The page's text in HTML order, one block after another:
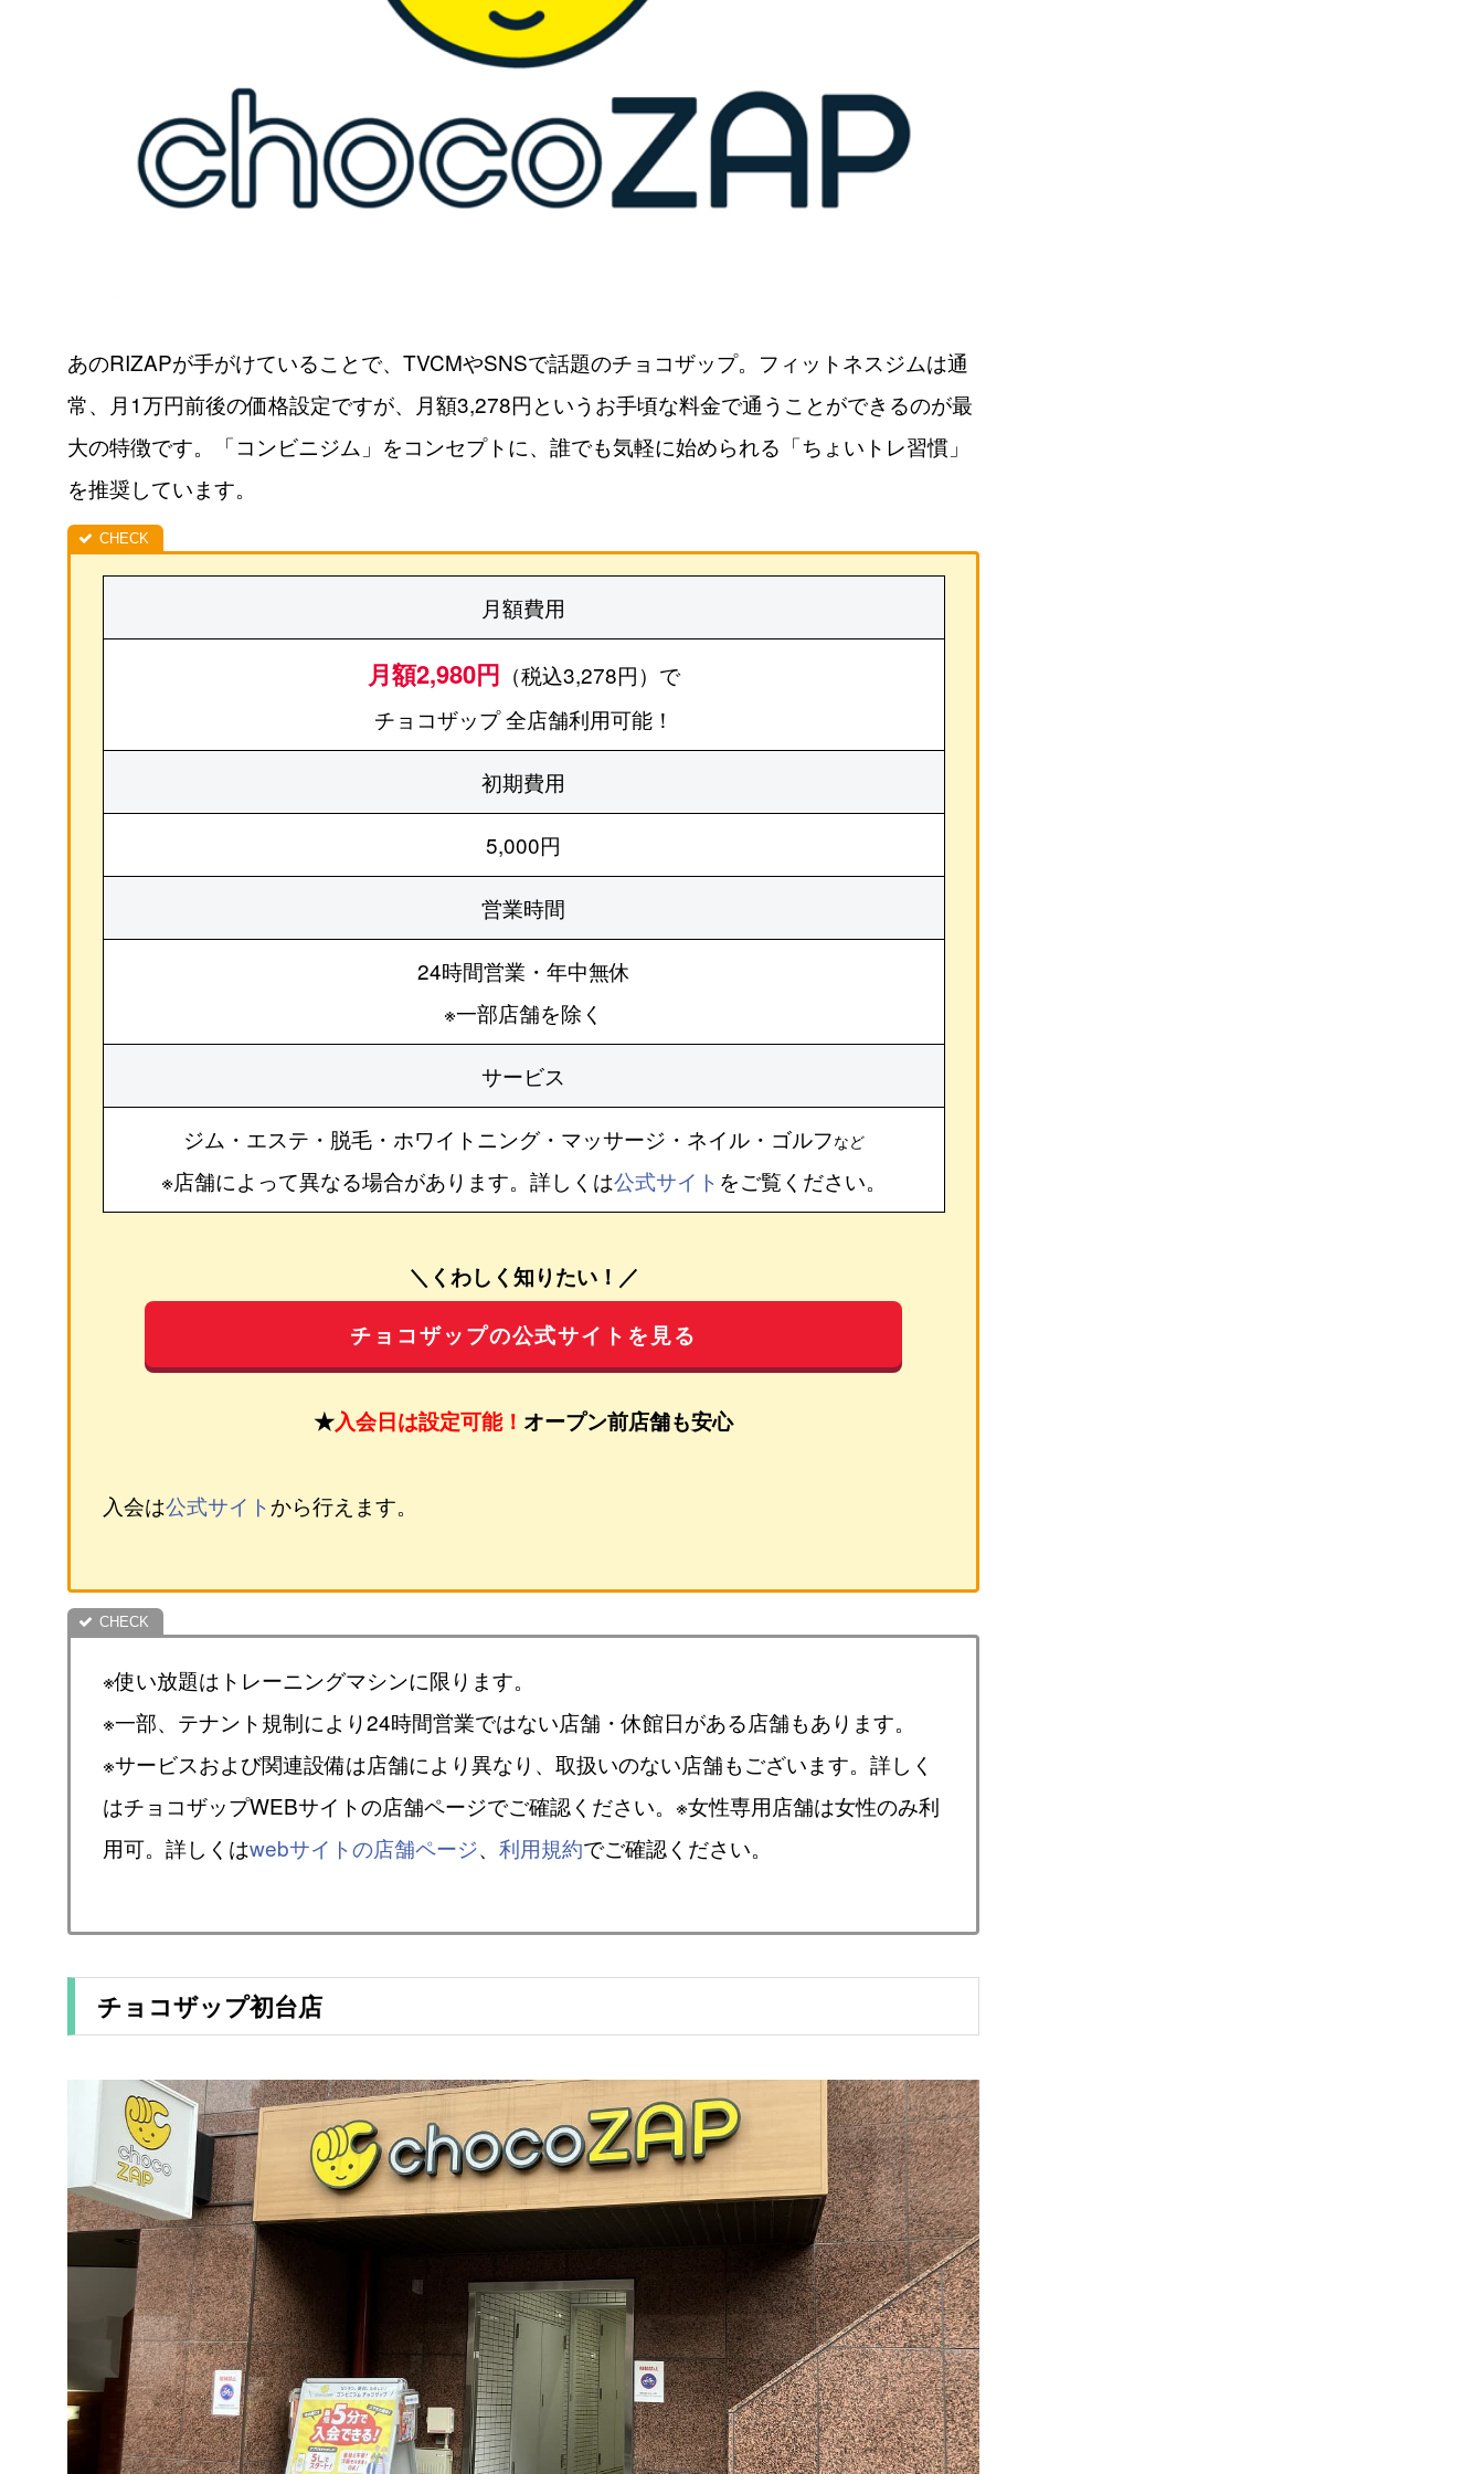
あのRIZAPが手がけていることで、TVCMやSNSで話題のチョコザップ。フィットネスジムは通
常、月1万円前後の価格設定ですが、月額3,278円というお手頃な料金で通うことができるのが最
大の特徴です。「コンビニジム」をコンセプトに、誰でも気軽に始められる「ちょいトレ習慣」
を推奨しています。
月額費用
月額2,980円 （税込3,278円）で
チョコザップ 全店舗利用可能！
初期費用
5,000円
営業時間
24時間営業・年中無休
※一部店舗を除く
サービス
ジム・エステ・脱毛・ホワイトニング・マッサージ・ネイル・ゴルフなど
※店舗によって異なる場合があります。詳しくは公式サイト をご覧ください。
＼くわしく知りたい！／
チョコザップの公式サイトを見る
★入会日は設定可能！ オープン前店舗も安心
入会は公式サイトから行えます。
※使い放題はトレーニングマシンに限ります。
※一部、テナント規制により24時間営業ではない店舗・休館日がある店舗もあります。
※サービスおよび関連設備は店舗により異なり、取扱いのない店舗もございます。詳しく
はチョコザップWEBサイトの店舗ページでご確認ください。※女性専用店舗は女性のみ利
用可。詳しくはwebサイトの店舗ページ、 利用規約でご確認ください。
チョコザップ初台店